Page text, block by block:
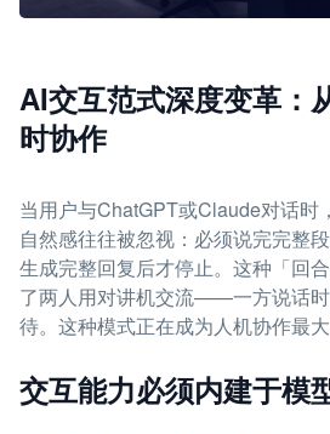
AI交互范式深度变革：
时协作
当用户与ChatGPT或Claude对话时
自然感往往被忽视：必须说完完整
生成完整回复后才停止。这种「回
了两人用对讲机交流——一方说话
待。这种模式正在成为人机协作最大
交互能力必须内建于模